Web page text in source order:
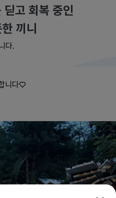
고 회복 중인
끼니
다.
니다♡